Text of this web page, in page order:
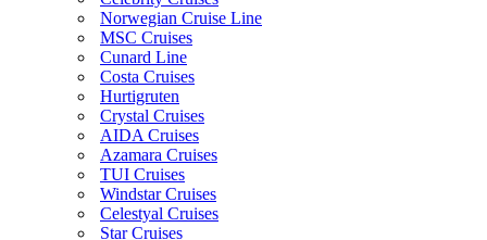
Norwegian Cruise Line
MSC Cruises
Cunard Line
Costa Cruises
Hurtigruten
Crystal Cruises
AIDA Cruises
Azamara Cruises
TUI Cruises
Windstar Cruises
Celestyal Cruises
Star Cruises